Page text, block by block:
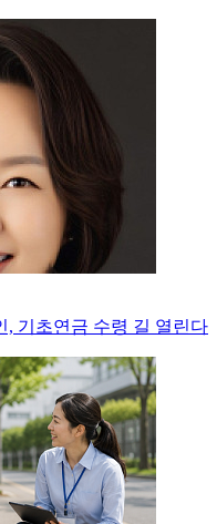
, 기초연금 수령 길 열린다